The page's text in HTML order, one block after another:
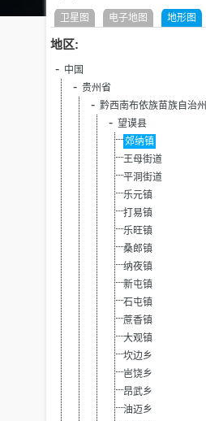
卫星图 电子地图 地形图
地区:
中国
贵州省
黔西南布依族苗族自治州
望谟县
郊纳镇
王母街道
平洞街道
乐元镇
打易镇
乐旺镇
桑郎镇
纳夜镇
新屯镇
石屯镇
蔗香镇
大观镇
坎边乡
岜饶乡
昂武乡
油迈乡